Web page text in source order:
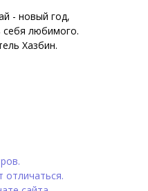
- новый год,
себя любимого.
Хазбин.